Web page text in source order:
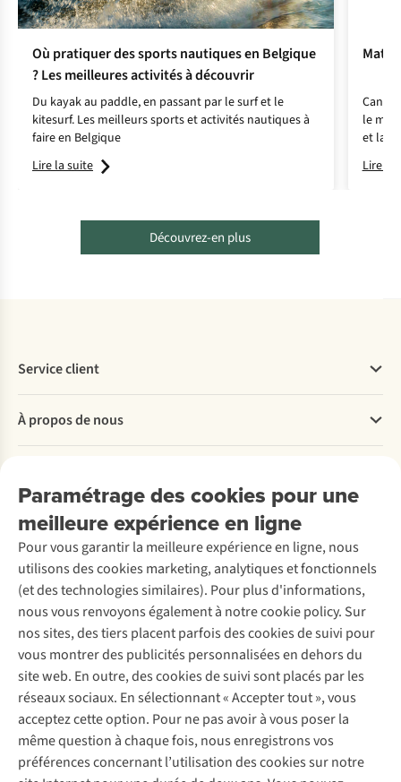
Où pratiquer des sports nautiques en Belgique
? Les meilleures activités à découvrir
Du kayak au paddle, en passant par le surf et le
kitesurf. Les meilleurs sports et activités nautiques à
faire en Belgique
Lire la suite
le
et
Lire la
Découvrez-en plus
Paramétrage des cookies pour une
meilleure expérience en ligne
Pour vous garantir la meilleure expérience en ligne, nous
utilisons des cookies marketing, analytiques et fonctionnels
(et des technologies similaires). Pour plus d'informations,
nous vous renvoyons également à notre cookie policy. Sur
nos sites, des tiers placent parfois des cookies de suivi pour
vous montrer des publicités personnalisées en dehors du
site web. En outre, des cookies de suivi sont placés par les
réseaux sociaux. En sélectionnant « Accepter tout », vous
acceptez cette option. Pour ne pas avoir à vous poser la
même question à chaque fois, nous enregistrons vos
préférences concernant l’utilisation des cookies sur notre
Service client
Commander
Payer
Retourner
Rétractation d'une commande
Entretien & réparations
Garantie
Contactez-nous
À propos de nous
Entreprise responsable
À propos d’Ayacucho
Nos magasins
À propos d’A.S.Adventure
Déclaration d'accessibilité
Location / Location sports d’hiver
Seconde-main
Entretien de ski
Service de lavage
Entretien de chaussures
Réparation de chaussures
Réparation de vêtements
Retouches
Pour les entreprises
Découvrez
A.S.Magazine
Explore Camp
Expertise & conseils
Abonnez-vous à la newsletter
Suivez-nous